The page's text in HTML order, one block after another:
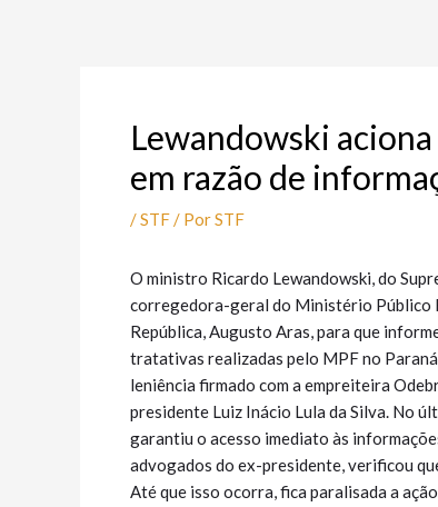
Lewandowski
em razão de
/STF/ PorSTF
O ministro Ricardo Lewandowski, do
corregedora-geral do Ministério Público
República, Augusto Aras, para que
tratativas realizadas pelo MPF no
leniência firmado com a empreiteira
presidente Luiz Inácio Lula da Silva. No
garantiu o acesso imediato às
advogados do ex-presidente, verificou
Até que isso ocorra, fica paralisada a